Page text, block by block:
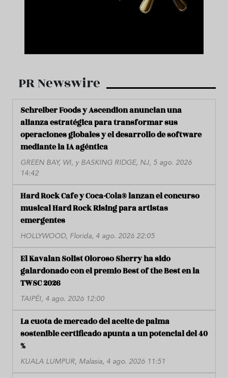
PR Newswire
Schreiber Foods y Ascendion anuncian una
alianza estratégica para transformar sus
operaciones globales y el desarrollo de software
mediante la IA agéntica
GREEN BAY, WI, y BASKING RIDGE, NJ, 5 ago. 2026
14:42
Hard Rock Cafe y Coca-Cola® lanzan el concurso
musical Hard Rock Rising para artistas
emergentes
HOLLYWOOD, Florida, 4 ago. 2026 22:05
El Kavalan Solist Oloroso Sherry ha sido
galardonado con el premio Best of the Best en la
TWSC 2026
TAIPÉI, 4 ago. 2026 12:00
La cuota de mercado del aceite de palma
sostenible certificado apunta a un potencial del 40
%
KUALA LUMPUR, Malasia, 4 ago. 2026 11:51